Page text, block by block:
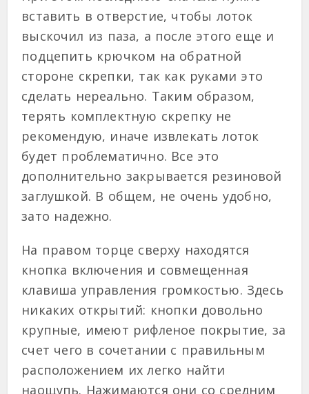
вставить в отверстие, чтобы лоток
выскочил из паза, а после этого еще и
подцепить крючком на обратной
стороне скрепки, так как руками это
сделать нереально. Таким образом,
терять комплектную скрепку не
рекомендую, иначе извлекать лоток
будет проблематично. Все это
дополнительно закрывается резиновой
заглушкой. В общем, не очень удобно,
зато надежно.
На правом торце сверху находятся
кнопка включения и совмещенная
клавиша управления громкостью. Здесь
никаких открытий: кнопки довольно
крупные, имеют рифленое покрытие, за
счет чего в сочетании с правильным
расположением их легко найти
наощупь. Нажимаются они со средним